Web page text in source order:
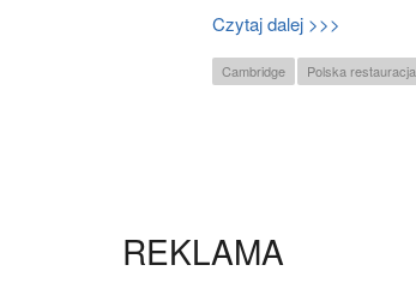
Czytaj dalej >>>
Cambridge Polska restauracja
REKLAMA